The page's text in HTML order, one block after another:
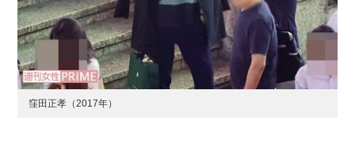
窪田正孝（2017年）